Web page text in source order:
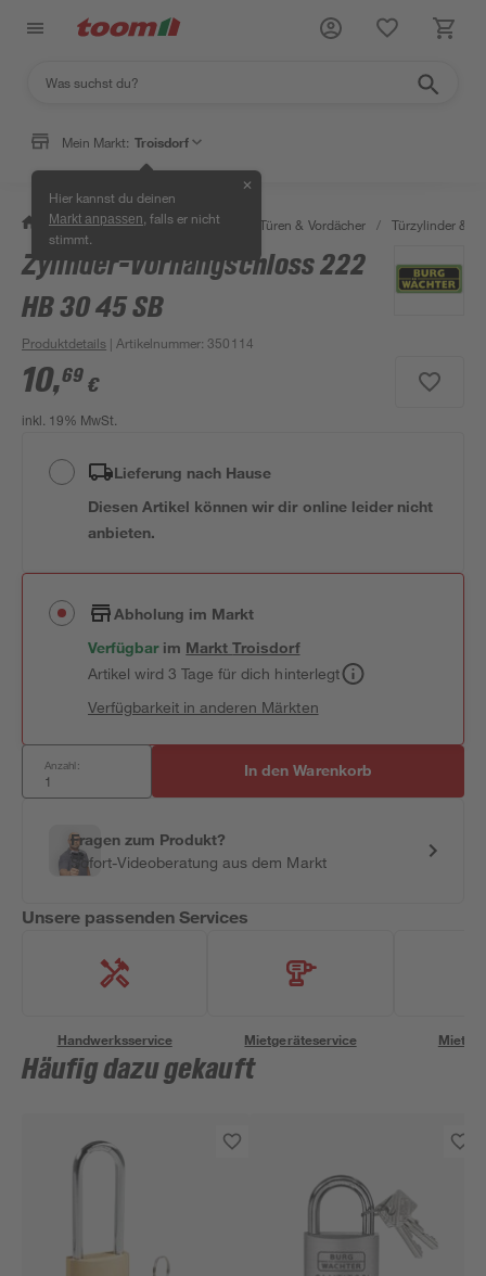
Mein Markt: Troisdorf
Hier kannst du deinen
Markt anpassen , falls er nicht
stimmt.
✕
/ Bauen & Renovieren / Fenster, Türen & Vordächer / Türzylinder &
Zylinder-Vorhangschloss 222
HB 30 45 SB
Produktdetails | Artikelnummer:350114
10,69 €
inkl. 19% MwSt.
Lieferung nach Hause
Diesen Artikel können wir dir online leider nicht
anbieten.
Abholung im Markt
Verfügbar im MarktTroisdorf
Artikel wird 3 Tage für dich hinterlegt
Verfügbarkeit in anderen Märkten
Anzahl: In den Warenkorb
Fragen zum Produkt?
Sofort-Videoberatung aus dem Markt
Unsere passenden Services
Handwerksservice Mietgeräteservice
Häufig dazu gekauft